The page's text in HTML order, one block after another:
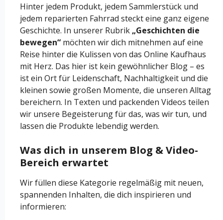
Hinter jedem Produkt, jedem Sammlerstück und
jedem reparierten Fahrrad steckt eine ganz eigene
Geschichte. In unserer Rubrik „Geschichten die
bewegen“ möchten wir dich mitnehmen auf eine
Reise hinter die Kulissen von das Online Kaufhaus
mit Herz. Das hier ist kein gewöhnlicher Blog – es
ist ein Ort für Leidenschaft, Nachhaltigkeit und die
kleinen sowie großen Momente, die unseren Alltag
bereichern. In Texten und packenden Videos teilen
wir unsere Begeisterung für das, was wir tun, und
lassen die Produkte lebendig werden.
Was dich in unserem Blog & Video-
Bereich erwartet
Wir füllen diese Kategorie regelmäßig mit neuen,
spannenden Inhalten, die dich inspirieren und
informieren: